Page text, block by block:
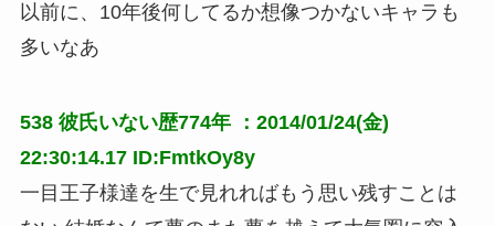
以前に、10年後何してるか想像つかないキャラも
多いなあ
538 彼氏いない歴774年
：2014/01/24(金)
22:30:14.17 ID:FmtkOy8y
一目王子様達を生で見れればもう思い残すことは